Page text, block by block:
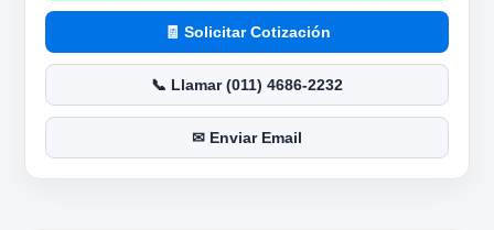
Solicitar Cotización
Llamar (011) 4686-2232
Enviar Email